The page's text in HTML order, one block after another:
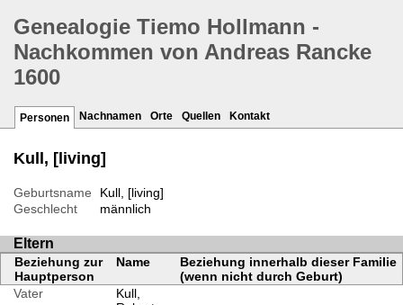
Genealogie Tiemo Hollmann -
Nachkommen von Andreas Rancke
1600
Personen Nachnamen Orte Quellen Kontakt
Kull, [living]
Geburtsname
Kull, [living]
Geschlecht
männlich
Eltern
Beziehung zur
Hauptperson
Name
Beziehung innerhalb dieser Familie
(wenn nicht durch Geburt)
Vater
Kull,